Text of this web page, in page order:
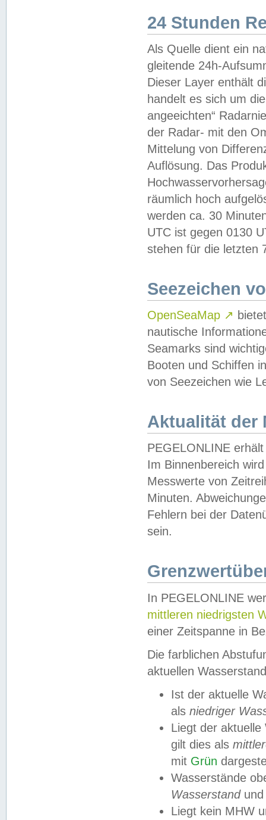
24 Stunden
Als Quelle dient ein
gleitende 24h-
Dieser Layer enthält
handelt es sich um
angeeichten“
der Radar- mit den
Mittelung von
Auflösung. Das
räumlich hoch
werden ca. 30
UTC ist gegen 0130
stehen für die letzten
Seezeichen
OpenSeaMap ↗
nautische
Seamarks sind
Booten und Schiffen
von Seezeichen wie
Aktualität der
PEGELONLINE
Im Binnenbereich
Messwerte von
Minuten.
Fehlern bei der
sein.
In PEGELONLINE
mittleren niedrigsten
einer Zeitspanne in
Die farblichen
aktuellen
Ist der aktuelle
als niedriger
Liegt der
gilt dies als
mit Grün
Wasserstände
Wasserstandund
Liegt kein MHW